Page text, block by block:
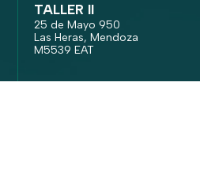
TALLER II
25 de Mayo 950
Las Heras, Mendoza
M5539 EAT